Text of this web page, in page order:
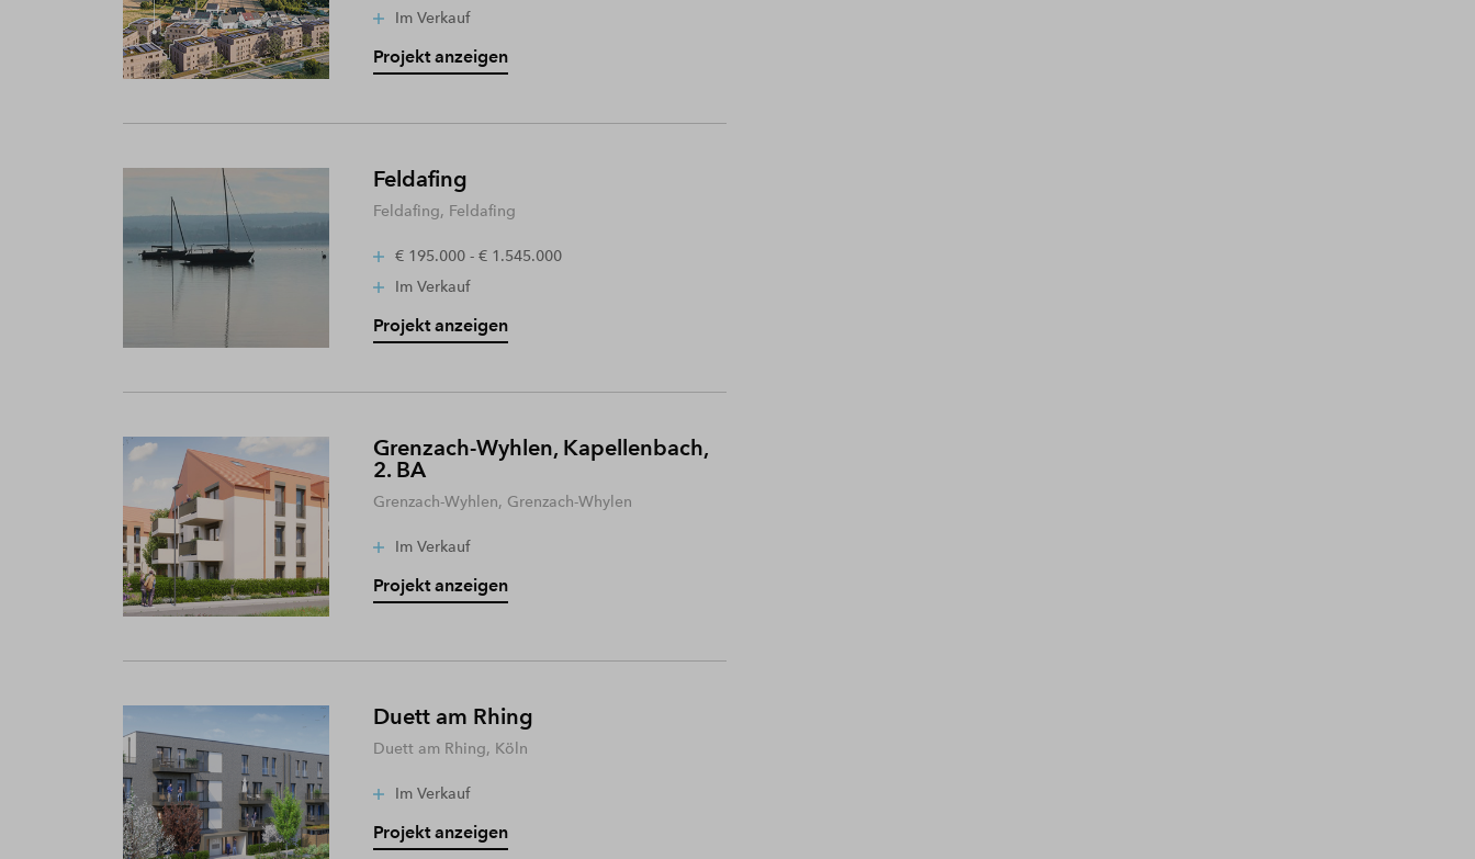
Im Verkauf
Projekt anzeigen
Feldafing
Feldafing, Feldafing
€ 195.000 - € 1.545.000
Im Verkauf
Projekt anzeigen
Grenzach-Wyhlen, Kapellenbach,
2. BA
Grenzach-Wyhlen, Grenzach-Whylen
Im Verkauf
Projekt anzeigen
Duett am Rhing
Duett am Rhing, Köln
Im Verkauf
Projekt anzeigen